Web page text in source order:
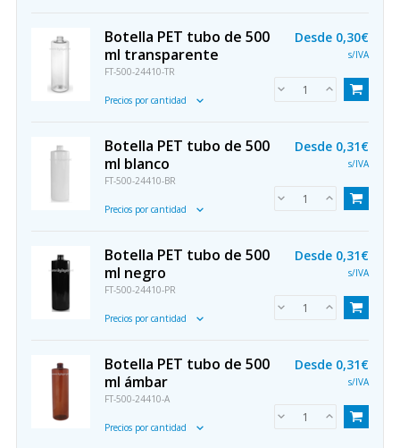
Botella PET tubo de 500
ml transparente
FT-500-24410-TR
Precios por cantidad
Desde 0,30€
s/IVA
Botella PET tubo de 500
ml blanco
FT-500-24410-BR
Precios por cantidad
Desde 0,31€
s/IVA
Botella PET tubo de 500
ml negro
FT-500-24410-PR
Precios por cantidad
Desde 0,31€
s/IVA
Botella PET tubo de 500
ml ámbar
FT-500-24410-A
Precios por cantidad
Desde 0,31€
s/IVA